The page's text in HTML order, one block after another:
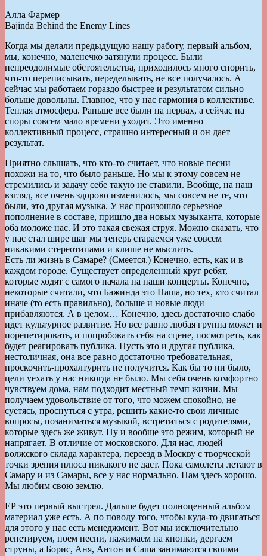
Алла Фармер
Bajinda Behind the Enemy Lines
Когда мы делали предыдущую нашу работу, первый альбом,
мы, конечно, маленечко затянули процесс. Были
непреодолимые обстоятельства, приходилось много спорить,
что-то переписывать, переделывать, не все получалось. А
сейчас мы работаем гораздо быстрее и результатом сильно
больше довольны. Главное, что у нас гармония в коллективе.
Теплая атмосфера. Раньше все были на нервах, а сейчас на
споры совсем мало времени уходит. Это именно
коллективный процесс, страшно интересный и он дает
результат.
Приятно слышать, что кто-то считает, что новые песни
похожи на то, что было раньше. Но мы к этому совсем не
стремились и задачу себе такую не ставили. Вообще, на наш
взгляд, все очень здорово изменилось, мы совсем не те, что
были, это другая музыка. У нас произошло серьезное
пополнение в составе, пришло два новых музыканта, которые
оба моложе нас. И это такая свежая струя. Можно сказать, что
у нас стал шире шаг мы теперь стараемся уже совсем
никакими стереотипами и клише не мыслить.
Есть ли жизнь в Самаре? (Смеется.) Конечно, есть, как и в
каждом городе. Существует определенный круг ребят,
которые ходят с самого начала на наши концерты. Конечно,
некоторые считали, что Бажинда это Паша, но тех, кто считал
иначе (то есть правильно), больше и новые люди
прибавляются. А в целом… Конечно, здесь достаточно слабо
идет культурное развитие. Но все равно любая группа может и
порепетировать, и попробовать себя на сцене, посмотреть, как
будет реагировать публика. Пусть это и другая публика,
нестоличная, она все равно достаточно требовательная,
проскочить-прохалтурить не получится. Как бы то ни было,
цели уехать у нас никогда не было. Мы себя очень комфортно
чувствуем дома, нам подходит местный темп жизни. Мы
получаем удовольствие от того, что можем спокойно, не
суетясь, проснуться с утра, решить какие-то свои личные
вопросы, позаниматься музыкой, встретиться с родителями,
которые здесь же живут. Ну и вообще это режим, который не
напрягает. В отличие от московского. Для нас, людей
волжского склада характера, переезд в Москву с творческой
точки зрения плюса никакого не даст. Пока самолеты летают в
Самару и из Самары, все у нас нормально. Нам здесь хорошо.
Мы любим свою землю.
ЕР это первый выстрел. Дальше будет полноценный альбом
материал уже есть. А по поводу того, чтобы куда-то двигаться
для этого у нас есть менеджмент. Вот мы исключительно
репетируем, поем песни, нажимаем на кнопки, дергаем
струны, а Борис, Аня, Антон и Саша занимаются своими